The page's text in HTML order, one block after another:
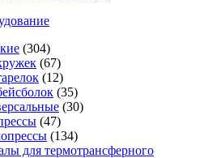
(304)
(67)
(12)
(35)
(30)
(47)
(134)
для термотрансферного